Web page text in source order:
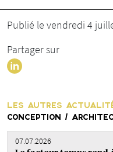
Publié le vendredi 4
Partager sur
LES AUTRES
CONCEPTION /
07.07.2026